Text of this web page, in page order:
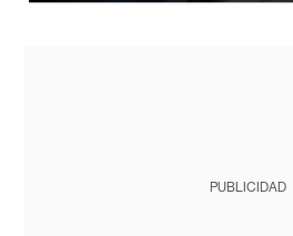
PUBLICIDAD